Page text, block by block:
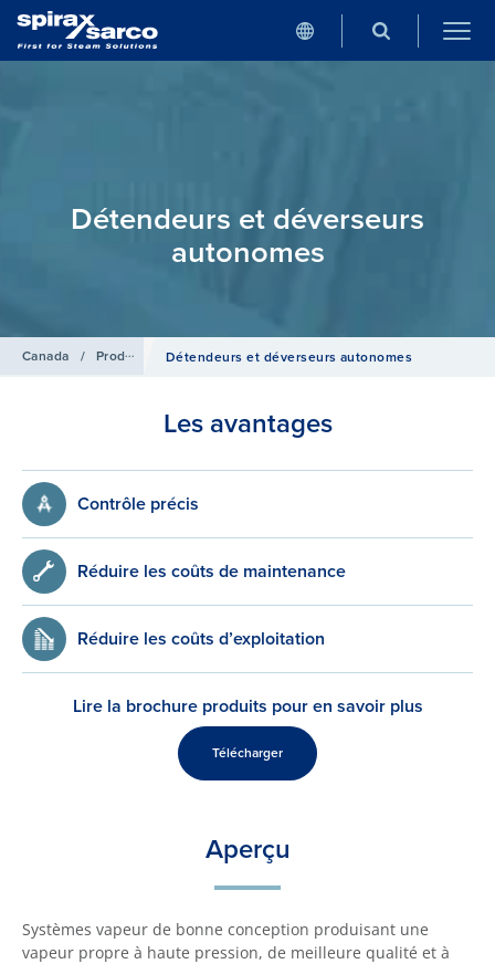
Détendeurs et déverseurs
autonomes
Canada / Produits Systèmes de Régulation
Détendeurs et déverseurs autonomes
Les avantages
Contrôle précis
Réduire les coûts de maintenance
Réduire les coûts d’exploitation
Lire la brochure produits pour en savoir plus
Télécharger
Aperçu
Systèmes vapeur de bonne conception produisant une
vapeur propre à haute pression, de meilleure qualité et à